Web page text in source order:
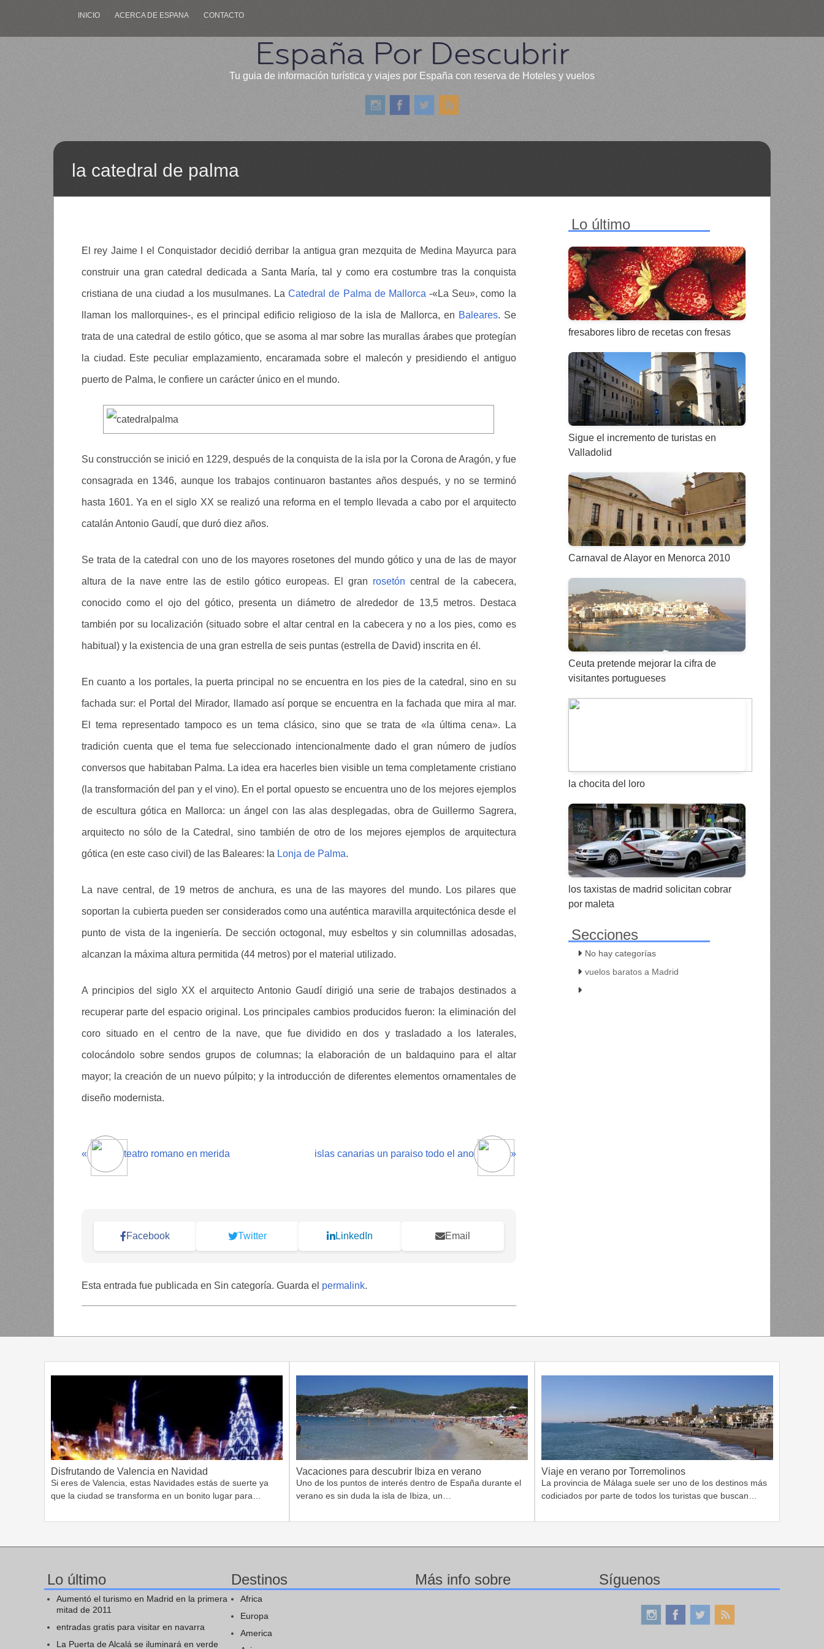
INICIO ACERCA DE ESPANA CONTACTO
España Por Descubrir
Tu guia de información turística y viajes por España con reserva de Hoteles y vuelos
la catedral de palma
El rey Jaime I el Conquistador decidió derribar la antigua gran mezquita de Medina Mayurca para
construir una gran catedral dedicada a Santa María, tal y como era costumbre tras la conquista
cristiana de una ciudad a los musulmanes. LaCatedral de Palma de Mallorca -«La Seu», como la
llaman los mallorquines-, es el principal edificio religioso de la isla de Mallorca, en Baleares. Se
trata de una catedral de estilo gótico, que se asoma al mar sobre las murallas árabes que protegían
la ciudad. Este peculiar emplazamiento, encaramada sobre el malecón y presidiendo el antiguo
puerto de Palma, le confiere un carácter único en el mundo.
Su construcción se inició en 1229, después de la conquista de la isla por la Corona de Aragón, y fue
consagrada en 1346, aunque los trabajos continuaron bastantes años después, y no se terminó
hasta 1601. Ya en el siglo XX se realizó una reforma en el templo llevada a cabo por el arquitecto
catalán Antonio Gaudí, que duró diez años.
Se trata de la catedral con uno de los mayores rosetones del mundo gótico y una de las de mayor
altura de la nave entre las de estilo gótico europeas. El gran rosetón central de la cabecera,
conocido como el ojo del gótico, presenta un diámetro de alrededor de 13,5 metros. Destaca
también por su localización (situado sobre el altar central en la cabecera y no a los pies, como es
habitual) y la existencia de una gran estrella de seis puntas (estrella de David) inscrita en él.
En cuanto a los portales, la puerta principal no se encuentra en los pies de la catedral, sino en su
fachada sur: el Portal del Mirador, llamado así porque se encuentra en la fachada que mira al mar.
El tema representado tampoco es un tema clásico, sino que se trata de «la última cena». La
tradición cuenta que el tema fue seleccionado intencionalmente dado el gran número de judíos
conversos que habitaban Palma. La idea era hacerles bien visible un tema completamente cristiano
(la transformación del pan y el vino). En el portal opuesto se encuentra uno de los mejores ejemplos
de escultura gótica en Mallorca: un ángel con las alas desplegadas, obra de Guillermo Sagrera,
arquitecto no sólo de la Catedral, sino también de otro de los mejores ejemplos de arquitectura
gótica (en este caso civil) de las Baleares: la Lonja de Palma.
La nave central, de 19 metros de anchura, es una de las mayores del mundo. Los pilares que
soportan la cubierta pueden ser considerados como una auténtica maravilla arquitectónica desde el
punto de vista de la ingeniería. De sección octogonal, muy esbeltos y sin columnillas adosadas,
alcanzan la máxima altura permitida (44 metros) por el material utilizado.
A principios del siglo XX el arquitecto Antonio Gaudí dirigió una serie de trabajos destinados a
recuperar parte del espacio original. Los principales cambios producidos fueron: la eliminación del
coro situado en el centro de la nave, que fue dividido en dos y trasladado a los laterales,
colocándolo sobre sendos grupos de columnas; la elaboración de un baldaquino para el altar
mayor; la creación de un nuevo púlpito; y la introducción de diferentes elementos ornamentales de
diseño modernista.
« teatro romano en merida islas canarias un paraiso todo el ano »
Facebook Twitter LinkedIn Email
Esta entrada fue publicada en Sin categoría. Guarda el permalink.
Lo último
fresabores libro de recetas con fresas
Sigue el incremento de turistas en
Valladolid
Carnaval de Alayor en Menorca 2010
Ceuta pretende mejorar la cifra de
visitantes portugueses
la chocita del loro
los taxistas de madrid solicitan cobrar
por maleta
Secciones
No hay categorías
vuelos baratos a Madrid
Disfrutando de Valencia en Navidad
Si eres de Valencia, estas Navidades estás de suerte ya
que la ciudad se transforma en un bonito lugar para…
Vacaciones para descubrir Ibiza en verano
Uno de los puntos de interés dentro de España durante el
verano es sin duda la isla de Ibiza, un…
Viaje en verano por Torremolinos
La provincia de Málaga suele ser uno de los destinos más
codiciados por parte de todos los turistas que buscan…
Lo último
Aumentó el turismo en Madrid en la primera
mitad de 2011
entradas gratis para visitar en navarra
La Puerta de Alcalá se iluminará en verde
Destinos
Africa
Europa
America
Más info sobre Síguenos